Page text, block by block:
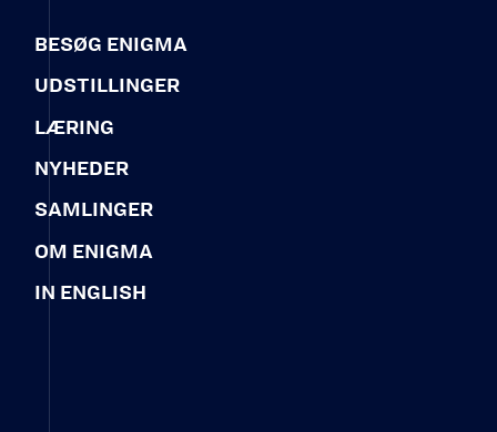
BESØG ENIGMA
UDSTILLINGER
LÆRING
NYHEDER
SAMLINGER
OM ENIGMA
IN ENGLISH